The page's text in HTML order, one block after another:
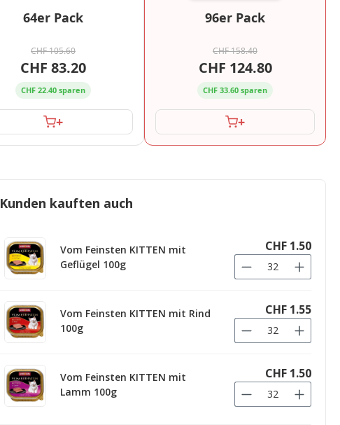
64er Pack
CHF 105.60
CHF 83.20
CHF 22.40 sparen
+
96er Pack
CHF 158.40
CHF 124.80
CHF 33.60 sparen
+
Kunden kauften auch
Vom Feinsten KITTEN mit
Geflügel 100g
CHF 1.50
Vom Feinsten KITTEN mit Rind
100g
CHF 1.55
Vom Feinsten KITTEN mit
Lamm 100g
CHF 1.50